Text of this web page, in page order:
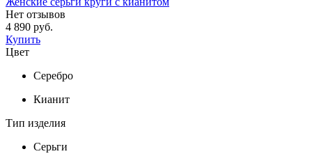
Нет отзывов
4 890 руб.
Купить
Цвет
Серебро
Кианит
Тип изделия
Серьги